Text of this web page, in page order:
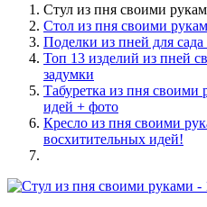
Стул из пня своими
Стол из пня своими
Поделки из пней для
Топ 13 изделий из пней
задумки
Табуретка из пня своими
идей + фото
Кресло из пня своими
восхитительных идей!